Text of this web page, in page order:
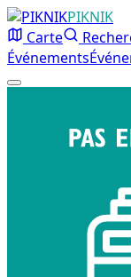
PIKNIK
Carte
Événements